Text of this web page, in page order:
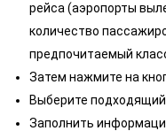
рейса (аэропорты
количество
предпочитаемый
Затем нажмите на
Выберите
Заполнить